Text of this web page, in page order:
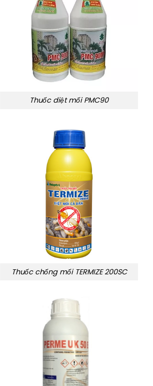
Thuốc diệt mối PMC90
Thuốc chống mối TERMIZE 200SC